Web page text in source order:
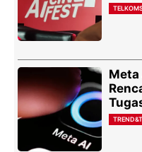
Meta